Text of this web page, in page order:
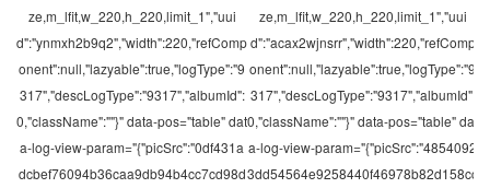
ze,m_lfit,w_220,h_220,limit_1","uui
d":"ynmxh2b9q2","width":220,"refComp
onent":null,"lazyable":true,"logType":"9
317","descLogType":"9317","albumId":
0,"className":""}" data-pos="table" dat
a-log-view-param="{"picSrc":"0df431a
dcbef76094b36caa9db94b4cc7cd98d
ze,m_lfit,w_220,h_220,limit_1","uui
d":"acax2wjnsrr","width":220,"refComp
onent":null,"lazyable":true,"logType":"9
317","descLogType":"9317","albumId":
0,"className":""}" data-pos="table" dat
a-log-view-param="{"picSrc":"4854092
3dd54564e9258440f46978b82d158cc